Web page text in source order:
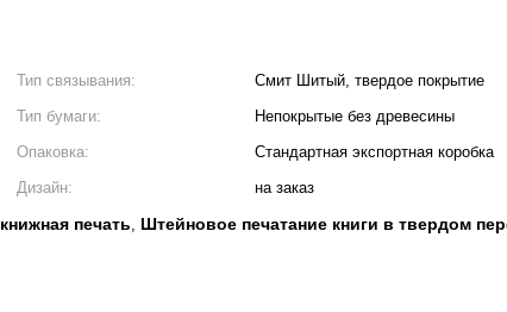
Тип связывания:
Смит Шитый, твердое покрытие
Тип бумаги:
Непокрытые без древесины
Опаковка:
Стандартная экспортная коробка
Дизайн:
на заказ
печать, Штейновое печатание книги в твердом